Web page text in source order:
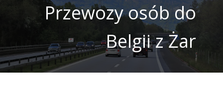
Przewozy osób do
Belgii z Żar